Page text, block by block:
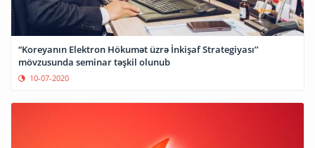
“Koreyanın Elektron Hökumət üzrə İnkişaf Strategiyası’’
mövzusunda seminar təşkil olunub
10-07-2020